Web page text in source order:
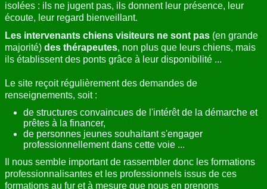
isolées : ils ne jugent pas, ils donnent leur présence, leur
écoute, leur regard bienveillant.
Les intervenants chiens visiteurs ne sont pas (en grande
majorité) des thérapeutes, non plus que leurs chiens, mais
ils établissent des ponts grâce à leur disponibilité ...
Le site reçoit régulièrement des demandes de
renseignements, soit :
de structures convaincues de l'intérêt de la démarche et
prêtes à la financer,
de personnes jeunes souhaitant s'engager
professionnellement dans cette voie ...
Il nous semble important de rassembler donc les formations
professionnalisantes et les professionnels issus de ces
formations au fur et à mesure que nous en prenons